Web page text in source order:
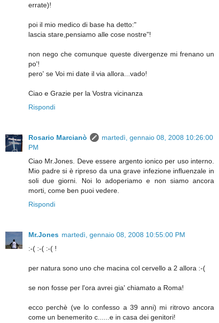
errate)!
poi il mio medico di base ha detto:"
lascia stare,pensiamo alle cose nostre"!
non nego che comunque queste divergenze mi frenano un
po'!
pero' se Voi mi date il via allora...vado!
Ciao e Grazie per la Vostra vicinanza
Rispondi
Rosario Marcianò
martedì, gennaio 08, 2008 10:26:00
PM
Ciao Mr.Jones. Deve essere argento ionico per uso interno.
Mio padre si è ripreso da una grave infezione influenzale in
soli due giorni. Noi lo adoperiamo e non siamo ancora
morti, come ben puoi vedere.
Rispondi
Mr.Jones martedì, gennaio 08, 2008 10:55:00 PM
:-( :-( :-( !
per natura sono uno che macina col cervello a 2 allora :-(
se non fosse per l'ora avrei gia' chiamato a Roma!
ecco perchè (ve lo confesso a 39 anni) mi ritrovo ancora
come un benemerito c......e in casa dei genitori!